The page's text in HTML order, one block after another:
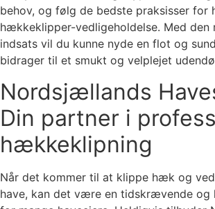
behov, og følg de bedste praksisser for
hækkeklipper-vedligeholdelse. Med den
indsats vil du kunne nyde en flot og
bidrager til et smukt og velplejet
Nordsjællands
Din partner i
hækkeklipning
Når det kommer til at klippe hæk og
have, kan det være en tidskrævende